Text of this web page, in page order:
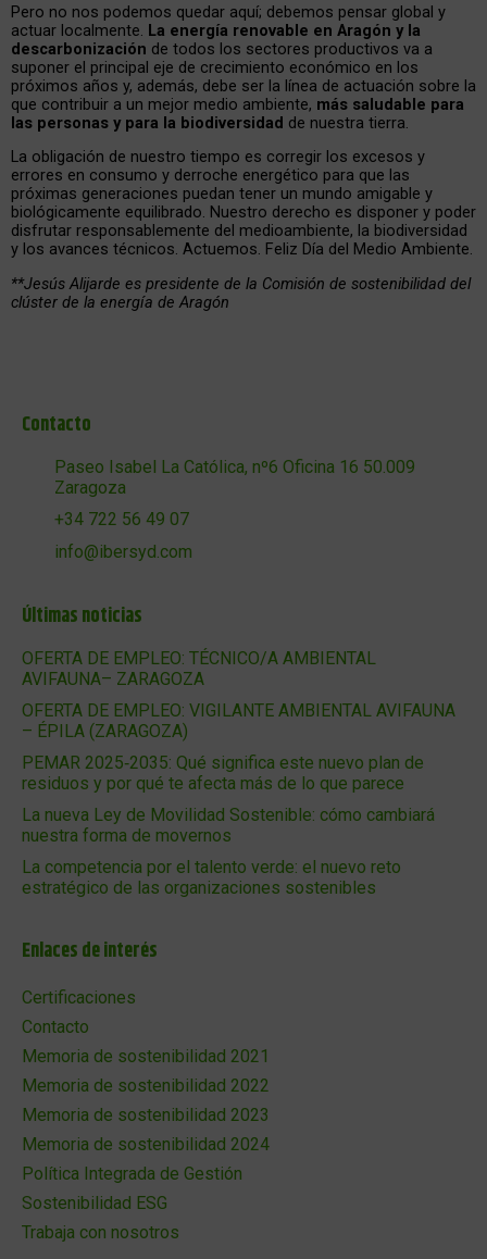
Pero no nos podemos quedar aquí; debemos pensar global y
actuar localmente. La energía renovable en Aragón y la
descarbonización de todos los sectores productivos va a
suponer el principal eje de crecimiento económico en los
próximos años y, además, debe ser la línea de actuación sobre la
que contribuir a un mejor medio ambiente, más saludable para
las personas y para la biodiversidad de nuestra tierra.
La obligación de nuestro tiempo es corregir los excesos y
errores en consumo y derroche energético para que las
próximas generaciones puedan tener un mundo amigable y
biológicamente equilibrado. Nuestro derecho es disponer y poder
disfrutar responsablemente del medioambiente, la biodiversidad
y los avances técnicos. Actuemos. Feliz Día del Medio Ambiente.
**Jesús Alijarde es presidente de la Comisión de sostenibilidad del
clúster de la energía de Aragón
Contacto
Paseo Isabel La Católica, nº6 Oficina 16 50.009
Zaragoza
+34 722 56 49 07
info@ibersyd.com
Últimas noticias
OFERTA DE EMPLEO: TÉCNICO/A AMBIENTAL
AVIFAUNA– ZARAGOZA
OFERTA DE EMPLEO: VIGILANTE AMBIENTAL AVIFAUNA
– ÉPILA (ZARAGOZA)
PEMAR 2025‑2035: Qué significa este nuevo plan de
residuos y por qué te afecta más de lo que parece
La nueva Ley de Movilidad Sostenible: cómo cambiará
nuestra forma de movernos
La competencia por el talento verde: el nuevo reto
estratégico de las organizaciones sostenibles
Enlaces de interés
Certificaciones
Contacto
Memoria de sostenibilidad 2021
Memoria de sostenibilidad 2022
Memoria de sostenibilidad 2023
Memoria de sostenibilidad 2024
Política Integrada de Gestión
Sostenibilidad ESG
Trabaja con nosotros